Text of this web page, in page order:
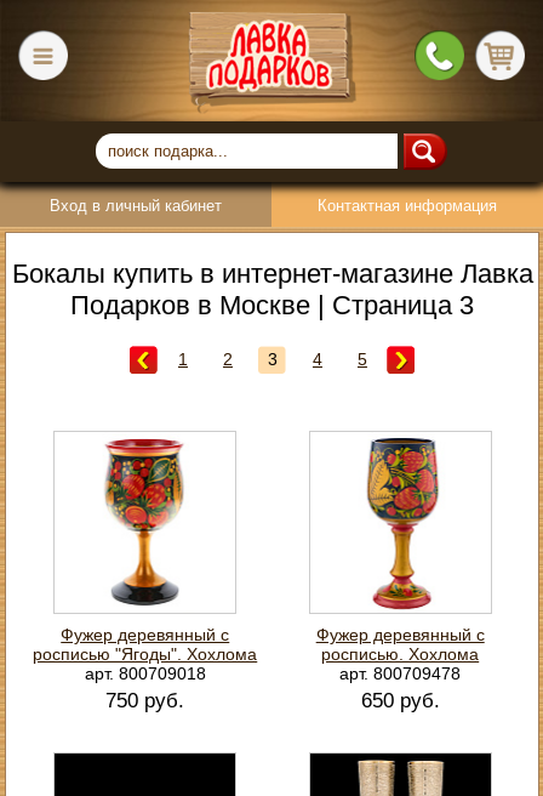
Вход в личный кабинет Контактная информация
Бокалы купить в интернет-магазине Лавка
Подарков в Москве | Страница 3
1 2 3 4 5
Фужер деревянный с
росписью "Ягоды". Хохлома
арт. 800709018
750 руб.
Фужер деревянный с
росписью. Хохлома
арт. 800709478
650 руб.